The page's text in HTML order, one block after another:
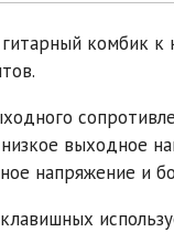
комбик
выходное
напряжение и